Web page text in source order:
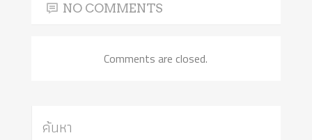
NO COMMENTS
Comments are closed.
ค้นหา